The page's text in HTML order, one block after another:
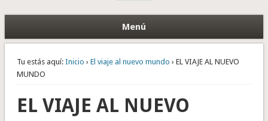
Menú
Tu estás aquí: Inicio › El viaje al nuevo mundo › EL VIAJE AL NUEVO
MUNDO
EL VIAJE AL NUEVO